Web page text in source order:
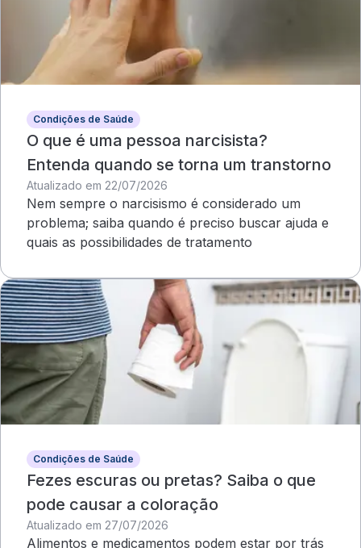
Condições de Saúde
O que é uma pessoa narcisista?
Entenda quando se torna um transtorno
Atualizado em 22/07/2026
Nem sempre o narcisismo é considerado um
problema; saiba quando é preciso buscar ajuda e
quais as possibilidades de tratamento
Condições de Saúde
Fezes escuras ou pretas? Saiba o que
pode causar a coloração
Atualizado em 27/07/2026
Alimentos e medicamentos podem estar por trás